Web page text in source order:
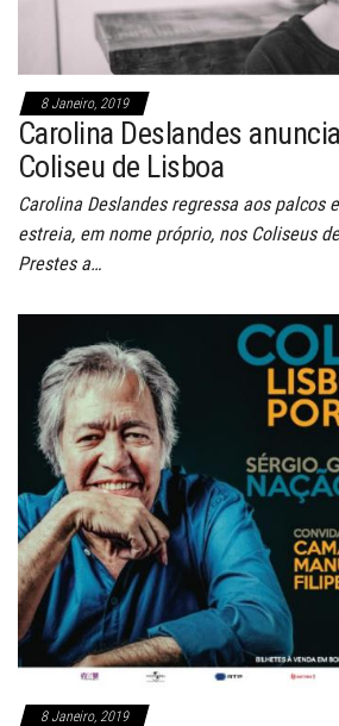
8 Janeiro, 2019
Carolina Deslandes
Coliseu de Lisboa
Carolina Deslandes regressa aos palcos
estreia, em nome próprio, nos Coliseus
Prestes a…
8 Janeiro, 2019